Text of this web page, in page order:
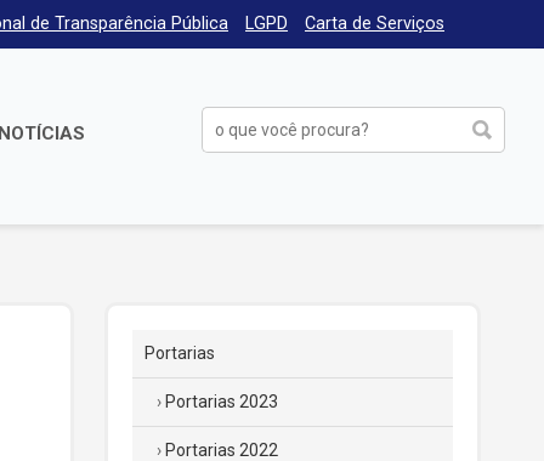
de Transparência Pública LGPD Carta de Serviços
NOTÍCIAS
Portarias
Portarias 2023
Portarias 2022